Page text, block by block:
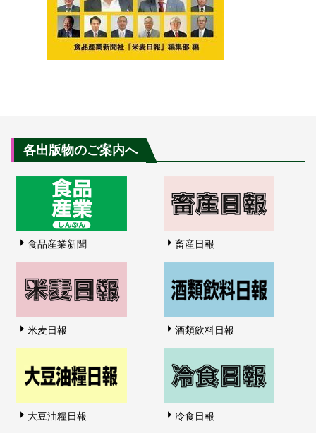
各出版物のご案内へ
食品産業新聞 畜産日報
米麦日報 酒類飲料日報
大豆油糧日報 冷食日報